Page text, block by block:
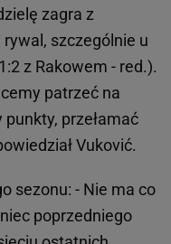
zagra z
szczególnie u
z Rakowem - red.).
patrzeć na
przełamać
Vuković.
sezonu: - Nie ma co
poprzedniego